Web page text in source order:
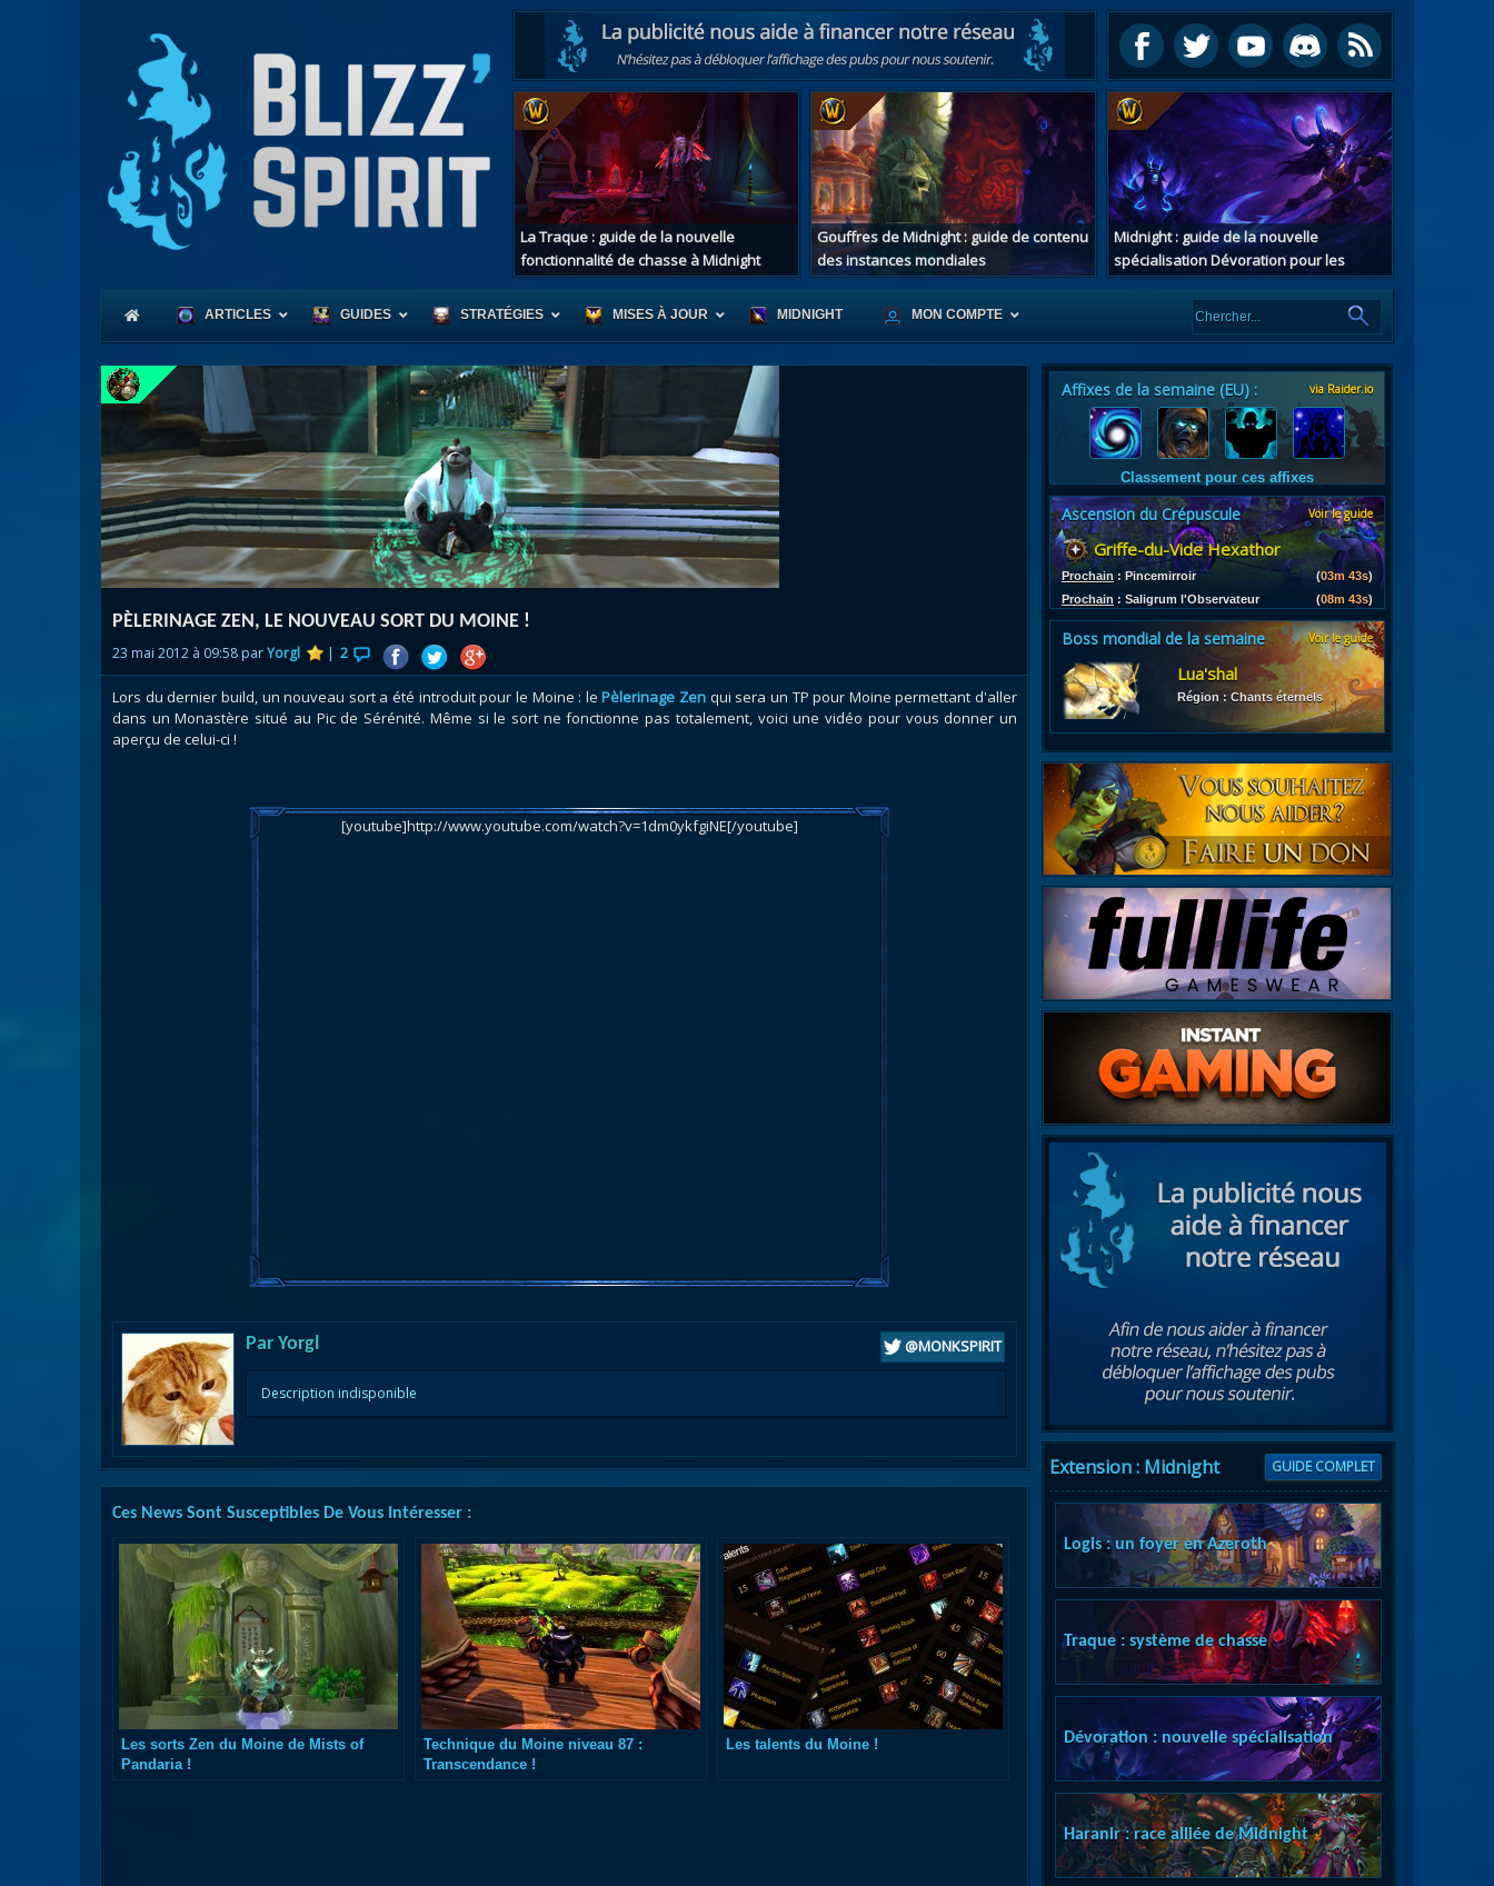
La Traque : guide de la nouvelle
fonctionnalité de chasse à Midnight
Gouffres de Midnight : guide de contenu
des instances mondiales
Midnight : guide de la nouvelle
spécialisation Dévoration pour les
chasseurs de démons
ARTICLES GUIDES
Coeur d'Azeroth
Races alliées
Exploration des îles
NazjataretMécagone
Débloquer le vol
Assauts à Uldum et au Val
Scénario de Chromie
Les bastonneurs
Rivage Brisé
Débloquer le vol
Les invasions
Arme prodigieuse
Les ensembles d'armures
STRATÉGIES MISES À JOUR MIDNIGHT MON COMPTE
PÈLERINAGE ZEN, LE NOUVEAU SORT DU MOINE !
23 mai 2012 à 09:58 parYorgl | 2
Lors du dernier build, un nouveau sort a été introduit pour le Moine : lePèlerinage Zen qui sera un TP pour Moine permettant d'aller
dans un Monastère situé au Pic de Sérénité. Même si le sort ne fonctionne pas totalement, voici une vidéo pour vous donner un
aperçu de celui-ci !
[youtube]http://www.youtube.com/watch?v=1dm0ykfgiNE[/youtube]
Par Yorgl @MONKSPIRIT
Description indisponible
Ces News Sont Susceptibles De Vous Intéresser :
Les sorts Zen du Moine de Mists of
Pandaria !
Technique du Moine niveau 87 :
Transcendance !
Les talents du Moine !
Affixes de la semaine (EU) : via Raider.io
Classement pour ces affixes
Ascension du Crépuscule Voir le guide
Griffe-du-Vide Hexathor
Prochain : Pincemirroir (03m 42s)
Prochain : Saligrum l'Observateur (08m 42s)
Boss mondial de la semaine Voir le guide
Lua'shal
Région : Chants éternels
Extension : Midnight GUIDE COMPLET
Logis : un foyer en Azeroth
Traque : système de chasse
Dévoration : nouvelle spécialisation
Haranir : race alliée de Midnight